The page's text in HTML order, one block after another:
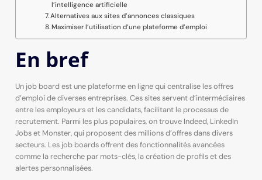
l’intelligence artificielle
Alternatives aux sites d’annonces classiques
Maximiser l’utilisation d’une plateforme d’emploi
En bref
Un job board est une plateforme en ligne qui centralise les offres
d’emploi de diverses entreprises. Ces sites servent d’intermédiaires
entre les employeurs et les candidats, facilitant le processus de
recrutement. Parmi les plus populaires, on trouve Indeed, LinkedIn
Jobs et Monster, qui proposent des millions d’offres dans divers
secteurs. Les job boards offrent des fonctionnalités avancées
comme la recherche par mots-clés, la création de profils et des
alertes personnalisées.